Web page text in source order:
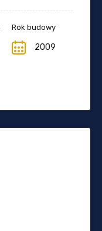
Rok budowy
2009